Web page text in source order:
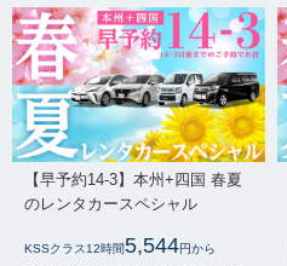
【早予約14-3】本州+四国 春夏
のレンタカースペシャル
KSSクラス12時間5,544円から